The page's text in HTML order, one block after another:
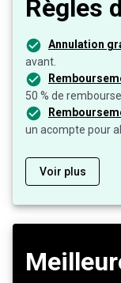
Règles
Annulation
avant.
50 % de
un acompte pour
Voir plus